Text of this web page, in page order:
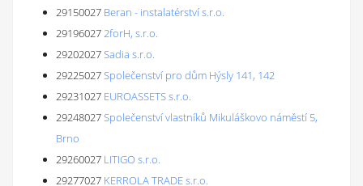
29150027 Beran - instalatérství s.r.o.
291960272forH, s.r.o.
29202027Sadia s.r.o.
29225027Společenství pro dům Hýsly 141, 142
29231027 EUROASSETS s.r.o.
29248027Společenství vlastníků Mikuláškovo náměstí 5,
Brno
29260027 LITIGO s.r.o.
29277027 KERROLA TRADE s.r.o.